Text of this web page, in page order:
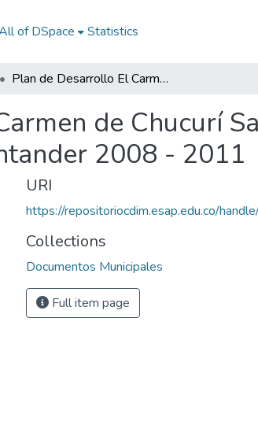
of DSpace Statistics
Plan de Desarrollo El Carmen de Chucurí Santander 2008 - 2011: PD El Carmen de Chucurí Santander 2008 - 2011
de Chucurí
2008 - 2011
URI
https://repositoriocdim.esap.edu.co/
Collections
Documentos Municipales
Full item page